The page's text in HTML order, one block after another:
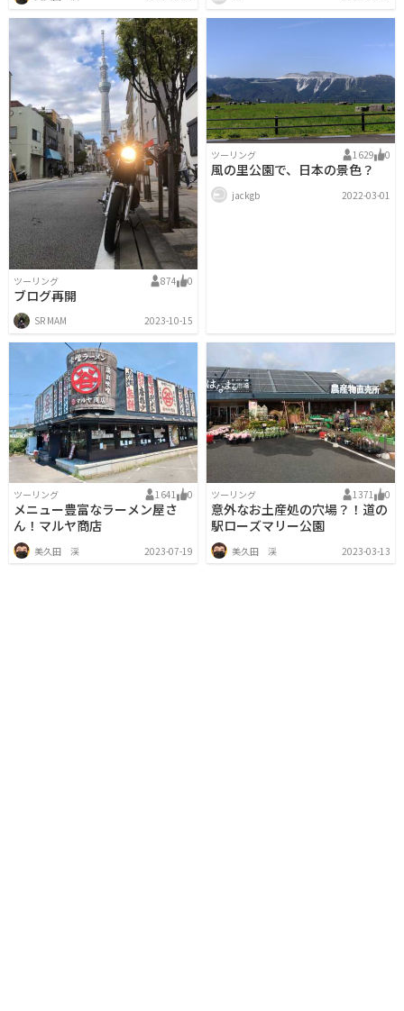
ツーリング 874 0
ブログ再開
SR MAM 2023-10-15
ツーリング 1629 0
風の里公園で、日本の景色？
jackgb 2022-03-01
ツーリング 1641 0
メニュー豊富なラーメン屋さ
ん！マルヤ商店
美久田 渓 2023-07-19
ツーリング 1371 0
意外なお土産処の穴場？！道の
駅ローズマリー公園
美久田 渓 2023-03-13